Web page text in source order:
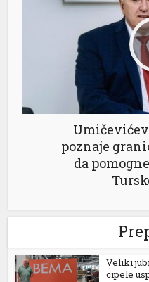
poznaje
da
Veliki
cipele